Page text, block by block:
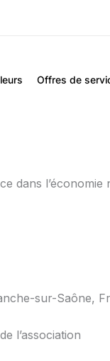
Offres de
sur-Saône,
l’association